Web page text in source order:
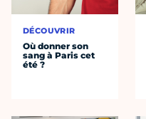
DÉCOUVRIR
Où donner son
sang à Paris cet
été ?